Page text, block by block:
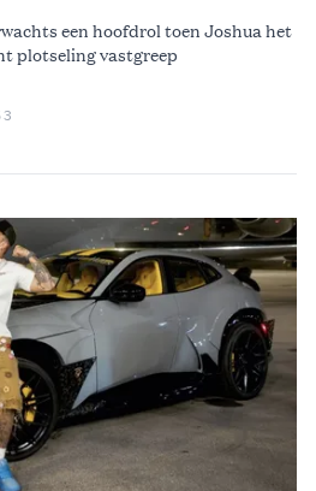
een hoofdrol toen Joshua het
plotseling vastgreep